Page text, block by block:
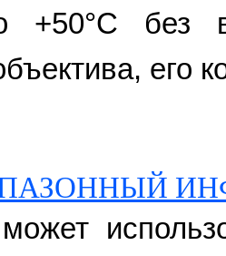
без
его